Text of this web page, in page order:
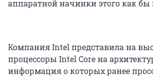
аппаратной начинки этого как бы
Компания Intel представила на
процессоры Intel Core на
информация о которых ранее